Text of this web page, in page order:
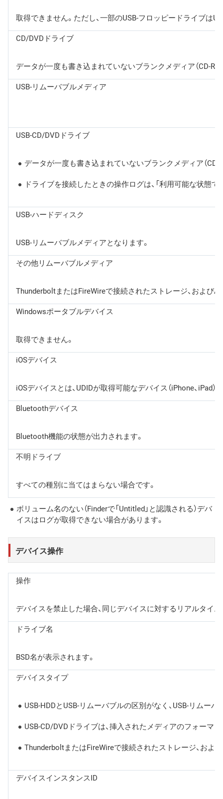
取得できません。ただし、一部のUSB-フロッピードライブは
CD/DVDドライブ
データが一度も書き込まれていないブランクメディア（CD-R、
USB-リムーバブルメディア
USB-CD/DVDドライブ
データが一度も書き込まれていないブランクメディア（CDR
ドライブを接続したときの操作ログは、「利用可能な状態
USB-ハードディスク
USB-リムーバブルメディアとなります。
その他リムーバブルメディア
ThunderboltまたはFireWireで接続されたストレージ、および
Windowsポータブルデバイス
取得できません。
iOSデバイス
iOSデバイスとは、UDIDが取得可能なデバイス（iPhone、iPad）
Bluetoothデバイス
Bluetooth機能の状態が出力されます。
不明ドライブ
すべての種別に当てはまらない場合です。
ボリューム名のない（Finderで「Untitled」と認識される）デバ
イスはログが取得できない場合があります。
デバイス操作
操作
デバイスを禁止した場合、同じデバイスに対するリアルタイ
ドライブ名
BSD名が表示されます。
デバイスタイプ
USB-HDDとUSB-リムーバブルの区別がなく、USB-リムー
USB-CD/DVDドライブは、挿入されたメディアのフォーマ
ThunderboltまたはFireWireで接続されたストレージ、およ
デバイスインスタンスID